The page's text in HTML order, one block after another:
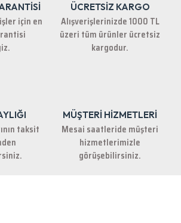
bulunuyor.
daha pahalı.
alternatifler olmalı.
için en
ÜCRETSİZ KARGO
Alışverişlerinizde 1000 TL
üzeri tüm ürünler ücretsiz
kargodur.
taksit
MÜŞTERİ HİZMETLERİ
Mesai saatleride müşteri
hizmetlerimizle
görüşebilirsiniz.